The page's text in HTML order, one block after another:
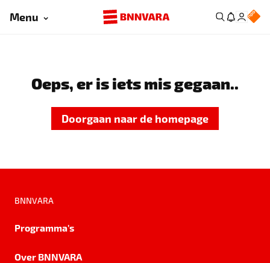
Menu
Oeps, er is iets mis gegaan..
Doorgaan naar de homepage
BNNVARA
Programma's
Over BNNVARA